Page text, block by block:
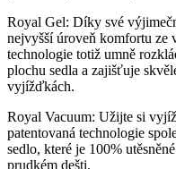
Royal Gel: Díky své
nejvyšší úroveň komfortu ze
technologie totiž umně
plochu sedla a zajišťuje
vyjížďkách.
Royal Vacuum: Užijte si
patentovaná technologie
sedlo, které je 100%
prudkém dešti.